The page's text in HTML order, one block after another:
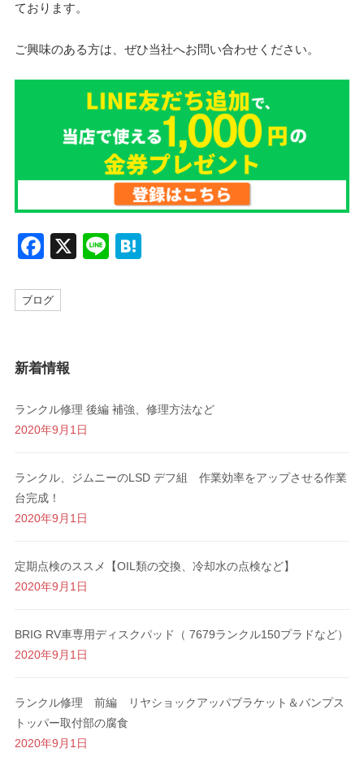
ております。
ご興味のある方は、ぜひ当社へお問い合わせください。
F
c
o
o
k
X
Li
ブログ
新着情報
ランクル修理 後編 補強、修理方法など
2020年9月1日
ランクル、ジムニーのLSD デフ組 作業効率をアップさせる作業
台完成！
2020年9月1日
定期点検のススメ【OIL類の交換、冷却水の点検など】
2020年9月1日
BRIG RV車専用ディスクパッド（ 7679ランクル150プラドなど）
2020年9月1日
ランクル修理 前編 リヤショックアッパブラケット＆バンプス
トッパー取付部の腐食
2020年9月1日